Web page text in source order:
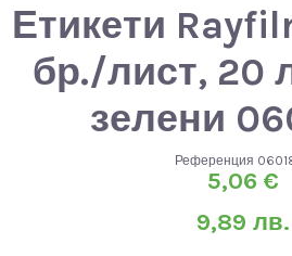
Етикети
бр./лист, 20
зелени
Референция
5,06 €
9,89 лв.